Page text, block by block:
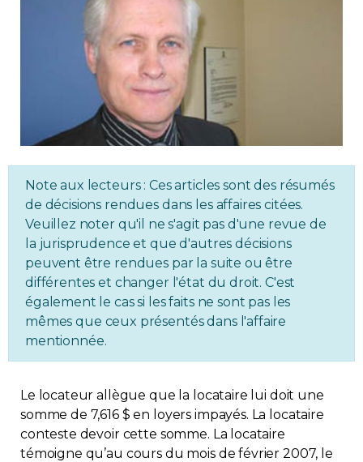
Réglementation
Copropriété
Rabais APQ
App APQ
Médias
FAQ
Contact
Adhésion
Note aux lecteurs : Ces articles sont des résumés
de décisions rendues dans les affaires citées.
Veuillez noter qu'il ne s'agit pas d'une revue de
la jurisprudence et que d'autres décisions
peuvent être rendues par la suite ou être
différentes et changer l'état du droit. C'est
également le cas si les faits ne sont pas les
mêmes que ceux présentés dans l'affaire
mentionnée.
Le locateur allègue que la locataire lui doit une
somme de 7,616 $ en loyers impayés. La locataire
conteste devoir cette somme. La locataire
témoigne qu’au cours du mois de février 2007, le